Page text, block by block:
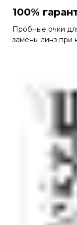
100%
Пробные очки
замены линз при